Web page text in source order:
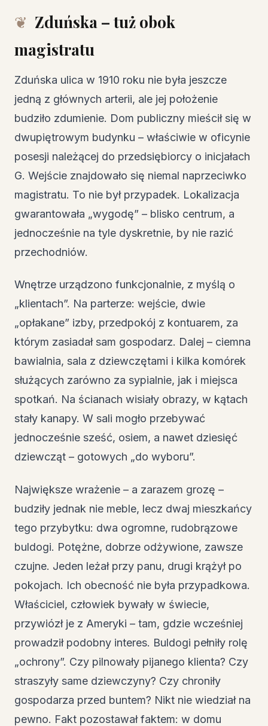
Zduńska – tuż obok
magistratu
Zduńska ulica w 1910 roku nie była jeszcze
jedną z głównych arterii, ale jej położenie
budziło zdumienie. Dom publiczny mieścił się w
dwupiętrowym budynku – właściwie w oficynie
posesji należącej do przedsiębiorcy o inicjałach
G. Wejście znajdowało się niemal naprzeciwko
magistratu. To nie był przypadek. Lokalizacja
gwarantowała „wygodę” – blisko centrum, a
jednocześnie na tyle dyskretnie, by nie razić
przechodniów.
Wnętrze urządzono funkcjonalnie, z myślą o
„klientach”. Na parterze: wejście, dwie
„opłakane” izby, przedpokój z kontuarem, za
którym zasiadał sam gospodarz. Dalej – ciemna
bawialnia, sala z dziewczętami i kilka komórek
służących zarówno za sypialnie, jak i miejsca
spotkań. Na ścianach wisiały obrazy, w kątach
stały kanapy. W sali mogło przebywać
jednocześnie sześć, osiem, a nawet dziesięć
dziewcząt – gotowych „do wyboru”.
Największe wrażenie – a zarazem grozę –
budziły jednak nie meble, lecz dwaj mieszkańcy
tego przybytku: dwa ogromne, rudobrązowe
buldogi. Potężne, dobrze odżywione, zawsze
czujne. Jeden leżał przy panu, drugi krążył po
pokojach. Ich obecność nie była przypadkowa.
Właściciel, człowiek bywały w świecie,
przywiózł je z Ameryki – tam, gdzie wcześniej
prowadził podobny interes. Buldogi pełniły rolę
„ochrony”. Czy pilnowały pijanego klienta? Czy
straszyły same dziewczyny? Czy chroniły
gospodarza przed buntem? Nikt nie wiedział na
pewno. Fakt pozostawał faktem: w domu